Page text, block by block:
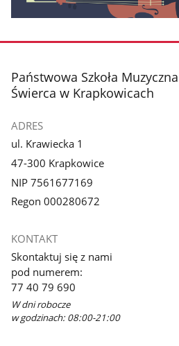
stopka
Państwowa Szkoła
Świerca w Krapkowicach
ADRES
ul. Krawiecka 1
47-300 Krapkowice
NIP 7561677169
Regon 000280672
KONTAKT
Skontaktuj się z nami
pod numerem:
77 40 79 690
W dni robocze
w godzinach: 08:00-21:00